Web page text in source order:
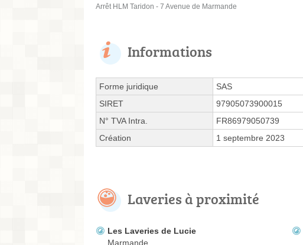
Arrêt HLM Taridon - 7 Avenue de Marmande
Informations
Forme juridique
SAS
SIRET
97905073900015
N° TVA Intra.
FR86979050739
Création
1 septembre 2023
Laveries à proximité
Les Laveries de Lucie
Marmande